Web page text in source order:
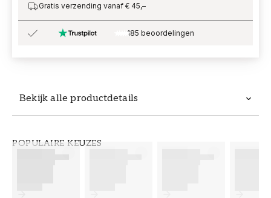
Bekijk alle productdetails
POPULAIRE KEUZES
Gratis verzending vanaf € 45,–
185 beoordelingen